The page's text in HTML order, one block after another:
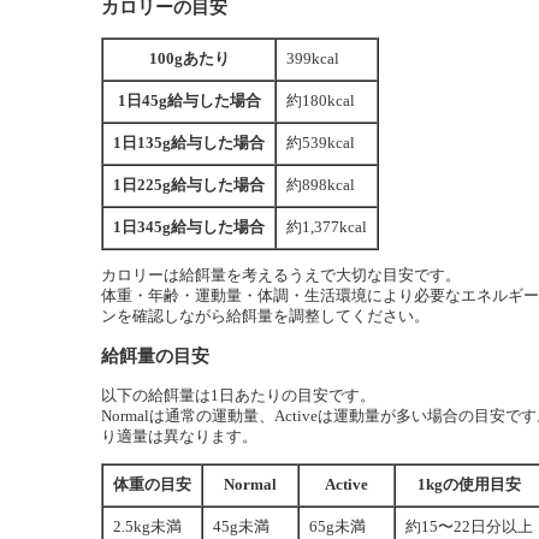
カロリーの目安
100gあたり 399kcal
1日45g給与した場合 約180kcal
1日135g給与した場合 約539kcal
1日225g給与した場合 約898kcal
1日345g給与した場合 約1,377kcal
カロリーは給餌量を考えるうえで大切な目安です。
体重・年齢・運動量・体調・生活環境により必要なエネルギ
ンを確認しながら給餌量を調整してください。
給餌量の目安
以下の給餌量は1日あたりの目安です。
Normalは通常の運動量、Activeは運動量が多い場合の目安で
り適量は異なります。
体重の目安 Normal Active 1kgの使用目安
2.5kg未満 45g未満 65g未満 約15〜22日分以上